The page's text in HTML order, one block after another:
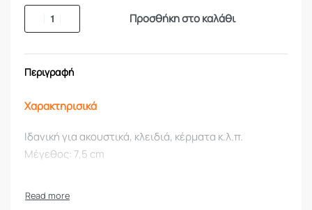
Προσθήκη στο καλάθι
Περιγραφή
Χαρακτηρισικά
Ιδανική για ακουστικά, κλειδιά, κέρματα κ.λ.π.
Μέγεθος: 7,5 cm